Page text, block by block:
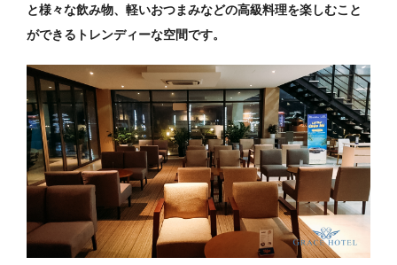
と様々な飲み物、軽いおつまみなどの高級料理を楽しむこと
ができるトレンディーな空間です。